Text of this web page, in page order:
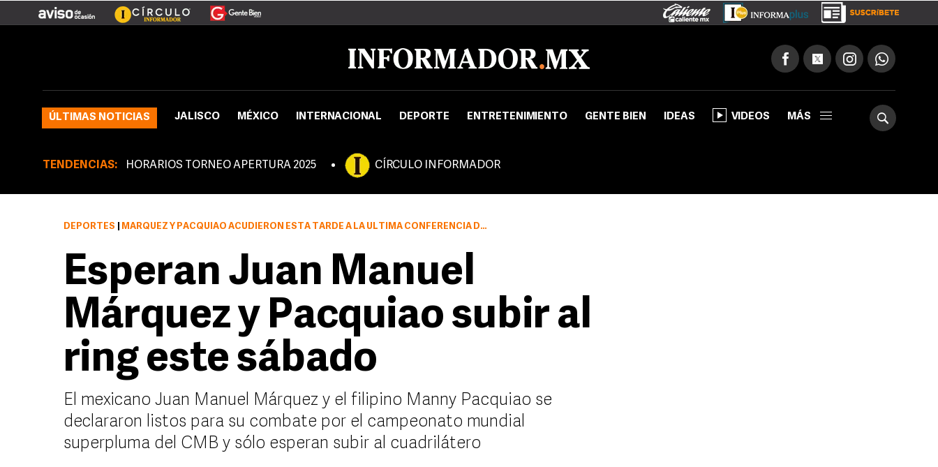
ÚLTIMAS NOTICIAS JALISCO MÉXICO INTERNACIONAL DEPORTE ENTRETENIMIENTO GENTE BIEN IDEAS VIDEOS MÁS
TENDENCIAS: HORARIOS TORNEO APERTURA 2025 CÍRCULO INFORMADOR
DEPORTES MÁRQUEZ Y PACQUIAO ACUDIERON ESTA TARDE A LA ÚLTIMA CONFERENCIA DE PRENSA EN EL FOUNDATION ROOM DEL LUJOSO HOTEL.
Esperan Juan Manuel
Márquez y Pacquiao subir al
ring este sábado
El mexicano Juan Manuel Márquez y el filipino Manny Pacquiao se
declararon listos para su combate por el campeonato mundial
superpluma del CMB y sólo esperan subir al cuadrilátero